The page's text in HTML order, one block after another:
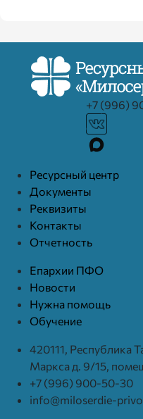
+7 (996)
Ресурcный центр
Документы
Реквизиты
Контакты
Отчетность
Епархии ПФО
Новости
Нужна помощь
Обучение
420111, Республика
Маркса д. 9/15,
+7 (996) 900-50-30
info@miloserdie-